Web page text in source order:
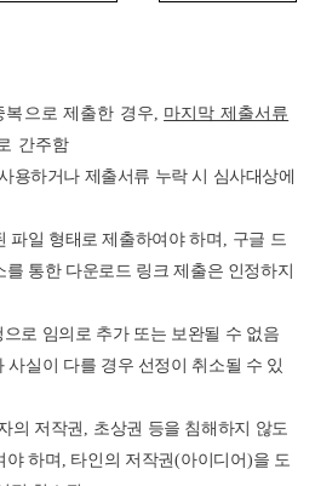
복으로 제출한 경우, 마지막 제출서류
간주함
용하거나 제출서류 누락 시 심사대상에
파일 형태로 제출하여야 하며 , 구글 드
통한 다운로드 링크 제출은 인정하지
로 임의로 추가 또는 보완될 수 없음
사실이 다를 경우 선정이 취소될 수 있
의 저작권 , 초상권 등을 침해하지 않도
야 하며 , 타인의 저작권(아이디어 )을 도